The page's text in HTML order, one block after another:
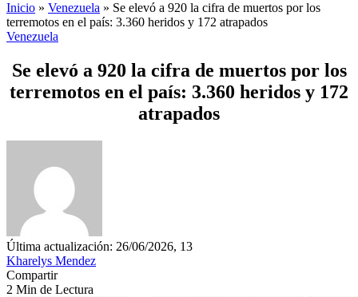
Inicio » Venezuela » Se elevó a 920 la cifra de muertos por los
terremotos en el país: 3.360 heridos y 172 atrapados
Venezuela
Se elevó a 920 la cifra de muertos por los
terremotos en el país: 3.360 heridos y 172
atrapados
Última actualización: 26/06/2026, 13
Kharelys Mendez
Compartir
2 Min de Lectura